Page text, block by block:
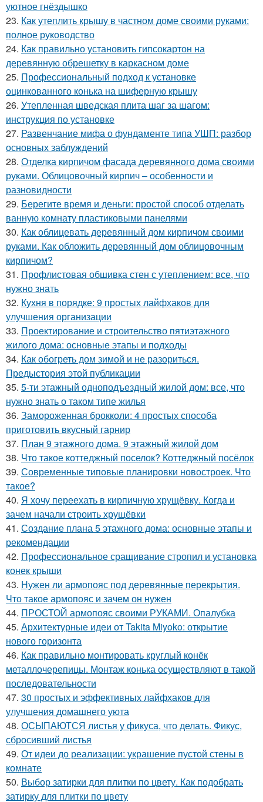
уютное гнёздышко
23. Как утеплить крышу в частном доме своими руками:
полное руководство
24. Как правильно установить гипсокартон на
деревянную обрешетку в каркасном доме
25. Профессиональный подход к установке
оцинкованного конька на шиферную крышу
26. Утепленная шведская плита шаг за шагом:
инструкция по установке
27. Развенчание мифа о фундаменте типа УШП: разбор
основных заблуждений
28. Отделка кирпичом фасада деревянного дома своими
руками. Облицовочный кирпич – особенности и
разновидности
29. Берегите время и деньги: простой способ отделать
ванную комнату пластиковыми панелями
30. Как облицевать деревянный дом кирпичом своими
руками. Как обложить деревянный дом облицовочным
кирпичом?
31. Профлистовая обшивка стен с утеплением: все, что
нужно знать
32. Кухня в порядке: 9 простых лайфхаков для
улучшения организации
33. Проектирование и строительство пятиэтажного
жилого дома: основные этапы и подходы
34. Как обогреть дом зимой и не разориться.
Предыстория этой публикации
35. 5-ти этажный одноподъездный жилой дом: все, что
нужно знать о таком типе жилья
36. Замороженная брокколи: 4 простых способа
приготовить вкусный гарнир
37. План 9 этажного дома. 9 этажный жилой дом
38. Что такое коттеджный поселок? Коттеджный посёлок
39. Современные типовые планировки новостроек. Что
такое?
40. Я хочу переехать в кирпичную хрущёвку. Когда и
зачем начали строить хрущёвки
41. Создание плана 5 этажного дома: основные этапы и
рекомендации
42. Профессиональное сращивание стропил и установка
конек крыши
43. Нужен ли армопояс под деревянные перекрытия.
Что такое армопояс и зачем он нужен
44. ПРОСТОЙ армопояс своими РУКАМИ. Опалубка
45. Архитектурные идеи от Takita Miyoko: открытие
нового горизонта
46. Как правильно монтировать круглый конёк
металлочерепицы. Монтаж конька осуществляют в такой
последовательности
47. 30 простых и эффективных лайфхаков для
улучшения домашнего уюта
48. ОСЫПАЮТСЯ листья у фикуса, что делать. Фикус,
сбросивший листья
49. От идеи до реализации: украшение пустой стены в
комнате
50. Выбор затирки для плитки по цвету. Как подобрать
затирку для плитки по цвету